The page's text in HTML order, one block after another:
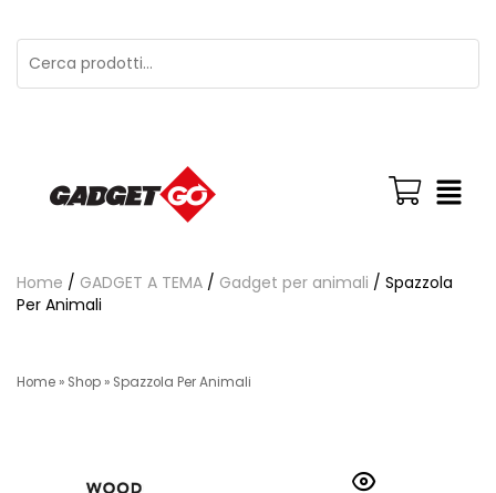
Home / GADGET A TEMA / Gadget per animali / Spazzola
Per Animali
Home » Shop » Spazzola Per Animali